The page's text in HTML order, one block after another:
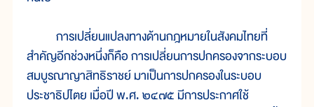
การเปลี่ยนแปลงทางด้านกฎหมายในสังคมไทยที่
สำคัญอีกช่วงหนึ่งก็คือ การเปลี่ยนการปกครองจากระบอบ
สมบูรณาญาสิทธิราชย์ มาเป็นการปกครองในระบอบ
ประชาธิปไตย เมื่อปี พ.ศ. ๒๔๗๕ มีการประกาศใช้